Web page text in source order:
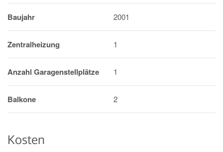
Baujahr 2001
Zentralheizung 1
Anzahl Garagenstellplätze 1
Balkone 2
Kosten